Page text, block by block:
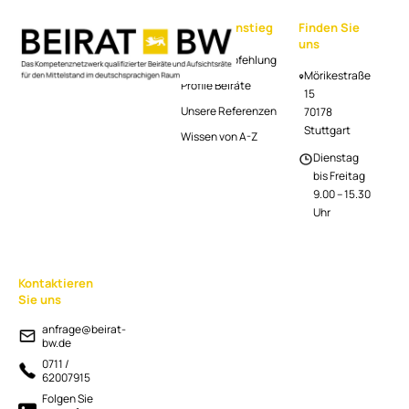
Berufseinstieg als Management-
Trainee
Schnelleinstieg
Beiratsempfehlung
Profile Beiräte
Unsere Referenzen
Wissen von A-Z
Finden Sie
uns
Mörikestraße
15
70178
Stuttgart
Dienstag
bis Freitag
9.00 – 15.30
Uhr
Kontaktieren
Sie uns
anfrage@beirat-
bw.de
0711 /
62007915
Folgen Sie